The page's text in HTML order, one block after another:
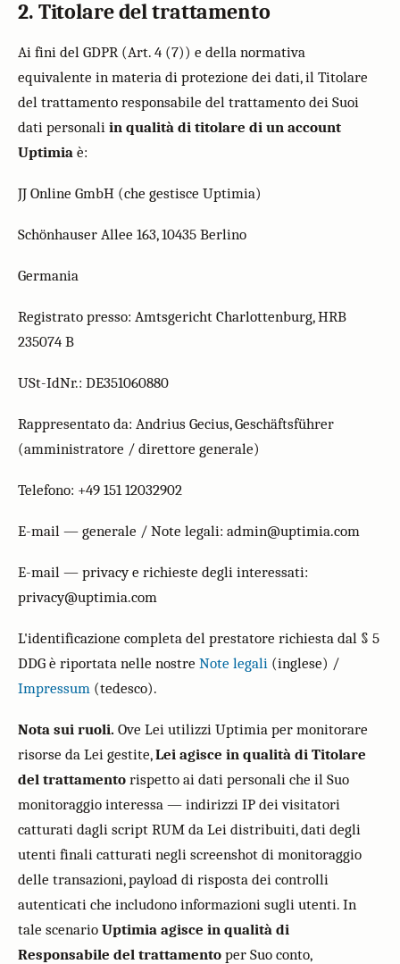
2. Titolare del trattamento
Ai fini del GDPR (Art. 4 (7)) e della normativa
equivalente in materia di protezione dei dati, il Titolare
del trattamento responsabile del trattamento dei Suoi
dati personali in qualità di titolare di un account
Uptimia è:
JJ Online GmbH (che gestisce Uptimia)
Schönhauser Allee 163, 10435 Berlino
Germania
Registrato presso: Amtsgericht Charlottenburg, HRB
235074 B
USt-IdNr.: DE351060880
Rappresentato da: Andrius Gecius, Geschäftsführer
(amministratore / direttore generale)
Telefono: +49 151 12032902
E-mail — generale / Note legali: admin@uptimia.com
E-mail — privacy e richieste degli interessati:
privacy@uptimia.com
L'identificazione completa del prestatore richiesta dal § 5
DDG è riportata nelle nostre Note legali (inglese) /
Impressum (tedesco).
Nota sui ruoli. Ove Lei utilizzi Uptimia per monitorare
risorse da Lei gestite,Lei agisce in qualità di Titolare
del trattamento rispetto ai dati personali che il Suo
monitoraggio interessa — indirizzi IP dei visitatori
catturati dagli script RUM da Lei distribuiti, dati degli
utenti finali catturati negli screenshot di monitoraggio
delle transazioni, payload di risposta dei controlli
autenticati che includono informazioni sugli utenti. In
tale scenario Uptimia agisce in qualità di
Responsabile del trattamento per Suo conto,